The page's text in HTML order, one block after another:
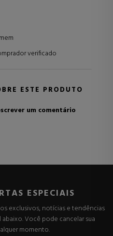
verificado
ESTE PRODUTO
um comentário
ESPECIAIS
exclusivos, notícias e tendências
Você pode cancelar sua
momento.